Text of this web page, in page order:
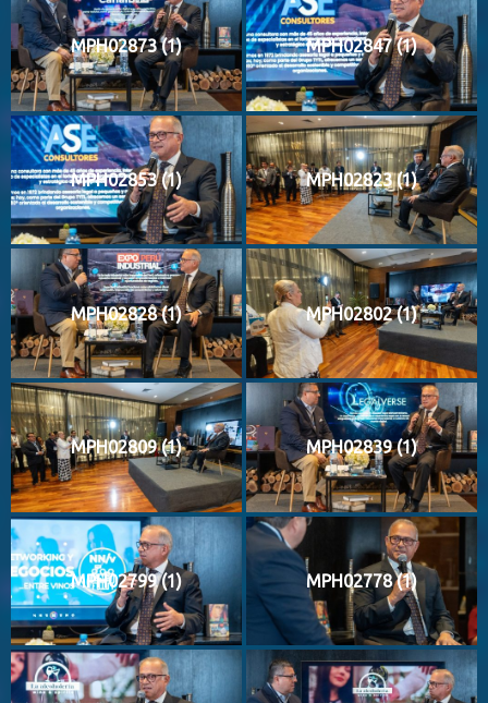
MPH02873 (1) MPH02847 (1)
MPH02853 (1) MPH02823 (1)
MPH02828 (1) MPH02802 (1)
MPH02809 (1) MPH02839 (1)
MPH02799 (1) MPH02778 (1)